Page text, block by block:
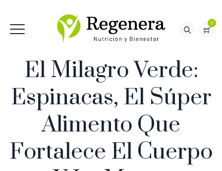
0
El Milagro Verde:
Espinacas, El Súper
Alimento Que
Fortalece El Cuerpo